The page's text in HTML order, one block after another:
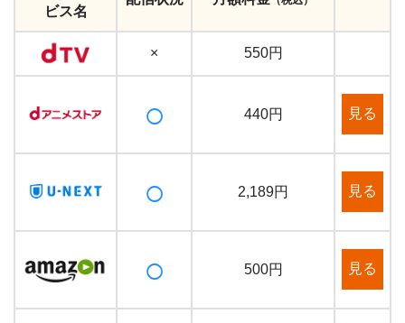
ビス名
× 550円
○ 440円 見る
○ 2,189円 見る
○ 500円 見る